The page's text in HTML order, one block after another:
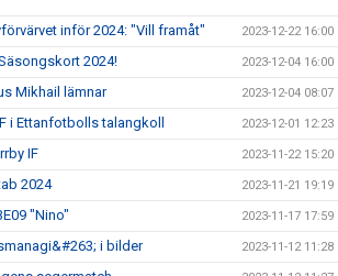
inför 2024: "Vill framåt" 2023-12-22 16:00
2024! 2023-12-04 16:00
Mikhail lämnar 2023-12-04 08:07
i Ettanfotbolls talangkoll 2023-12-01 12:23
IF 2023-11-22 15:20
2024 2023-11-21 19:19
"Nino" 2023-11-17 17:59
i bilder 2023-11-12 11:28